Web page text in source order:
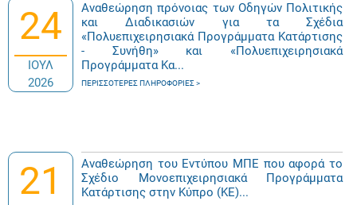
24
ΙΟΥΛ
2026
Αναθεώρηση πρόνοιας των Οδηγών Πολιτικής
και Διαδικασιών για τα Σχέδια
«Πολυεπιχειρησιακά Προγράμματα Κατάρτισης
- Συνήθη» και «Πολυεπιχειρησιακά
Προγράμματα Κα...
ΠΕΡΙΣΣΌΤΕΡΕΣ ΠΛΗΡΟΦΟΡΊΕΣ
21
Αναθεώρηση του Εντύπου ΜΠΕ που αφορά το
Σχέδιο Μονοεπιχειρησιακά Προγράμματα
Κατάρτισης στην Κύπρο (ΚΕ)...